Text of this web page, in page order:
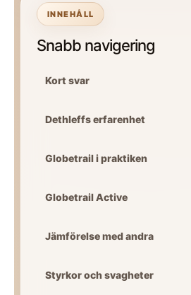
INNEHÅLL
Snabb navigering
Kort svar
Dethleffs erfarenhet
Globetrail i praktiken
Globetrail Active
Jämförelse med andra
Styrkor och svagheter